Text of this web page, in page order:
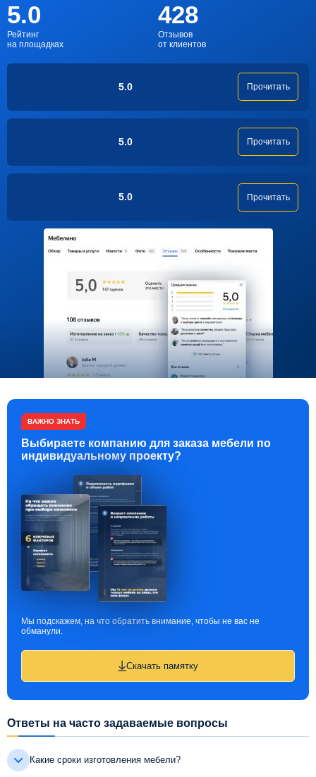
5.0
Рейтинг
на площадках
428
Отзывов
от клиентов
5.0 Прочитать
5.0 Прочитать
5.0 Прочитать
ВАЖНО ЗНАТЬ
Выбираете компанию для заказа мебели по
индивидуальному проекту?
Мы подскажем, на что обратить внимание, чтобы не вас не
обманули.
Скачать памятку
Ответы на часто задаваемые вопросы
Какие сроки изготовления мебели?